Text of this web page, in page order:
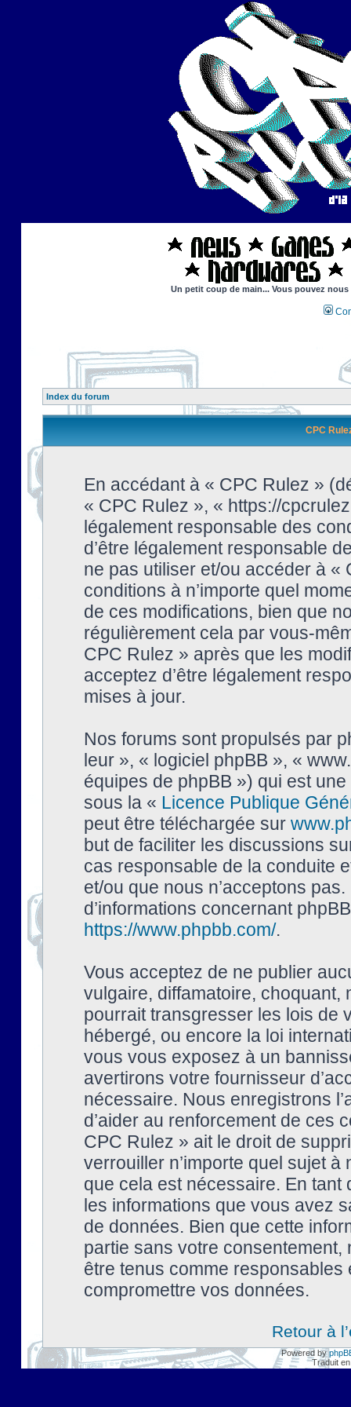
Un petit coup de main... Vous pouvez
Index du forum
CPC
En accédant à « CPC Rulez »
« CPC Rulez », « https://
légalement responsable des
d’être légalement responsable
ne pas utiliser et/ou accéder à
conditions à n’importe quel
de ces modifications, bien que
régulièrement cela par vous-
CPC Rulez » après que les
acceptez d’être légalement
mises à jour.
Nos forums sont propulsés par
leur », « logiciel phpBB », «
équipes de phpBB ») qui est
sous la « Licence Publique
peut être téléchargée sur
but de faciliter les discussions
cas responsable de la conduite
et/ou que nous n’acceptons
d’informations concernant
https://www.phpbb.com/.
Vous acceptez de ne publier
vulgaire, diffamatoire, choquant,
pourrait transgresser les lois de
hébergé, ou encore la loi
vous vous exposez à un
avertirons votre fournisseur
nécessaire. Nous enregistrons
d’aider au renforcement de ces
CPC Rulez » ait le droit de
verrouiller n’importe quel sujet à
que cela est nécessaire. En tant
les informations que vous avez
de données. Bien que cette
partie sans votre
être tenus comme
compromettre vos données.
Retour à
Powered by
Traduit